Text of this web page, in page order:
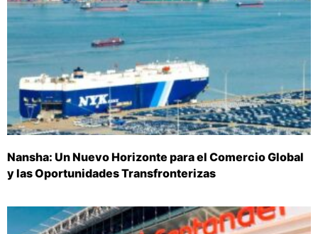
Nansha: Un Nuevo Horizonte para el Comercio Global
y las Oportunidades Transfronterizas